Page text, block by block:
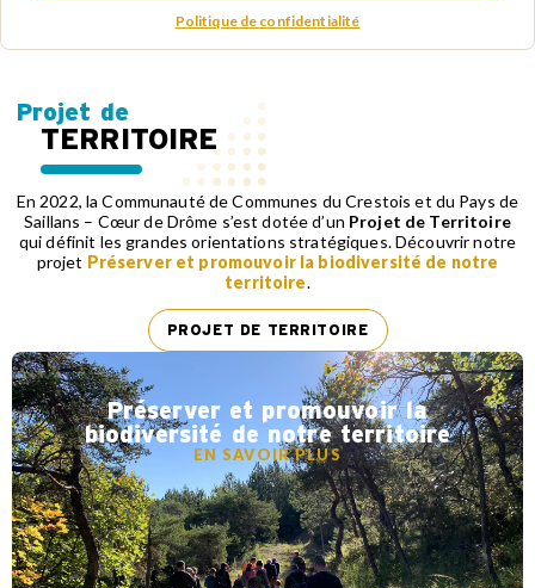
Politique de confidentialité
Projet de
TERRITOIRE
En 2022, la Communauté de Communes du Crestois et du Pays de
Saillans – Cœur de Drôme s’est dotée d’un Projet de Territoire
qui définit les grandes orientations stratégiques. Découvrir notre
projet Préserver et promouvoir la biodiversité de notre
territoire.
PROJET DE TERRITOIRE
Préserver et promouvoir la
biodiversité de notre territoire
EN SAVOIR PLUS